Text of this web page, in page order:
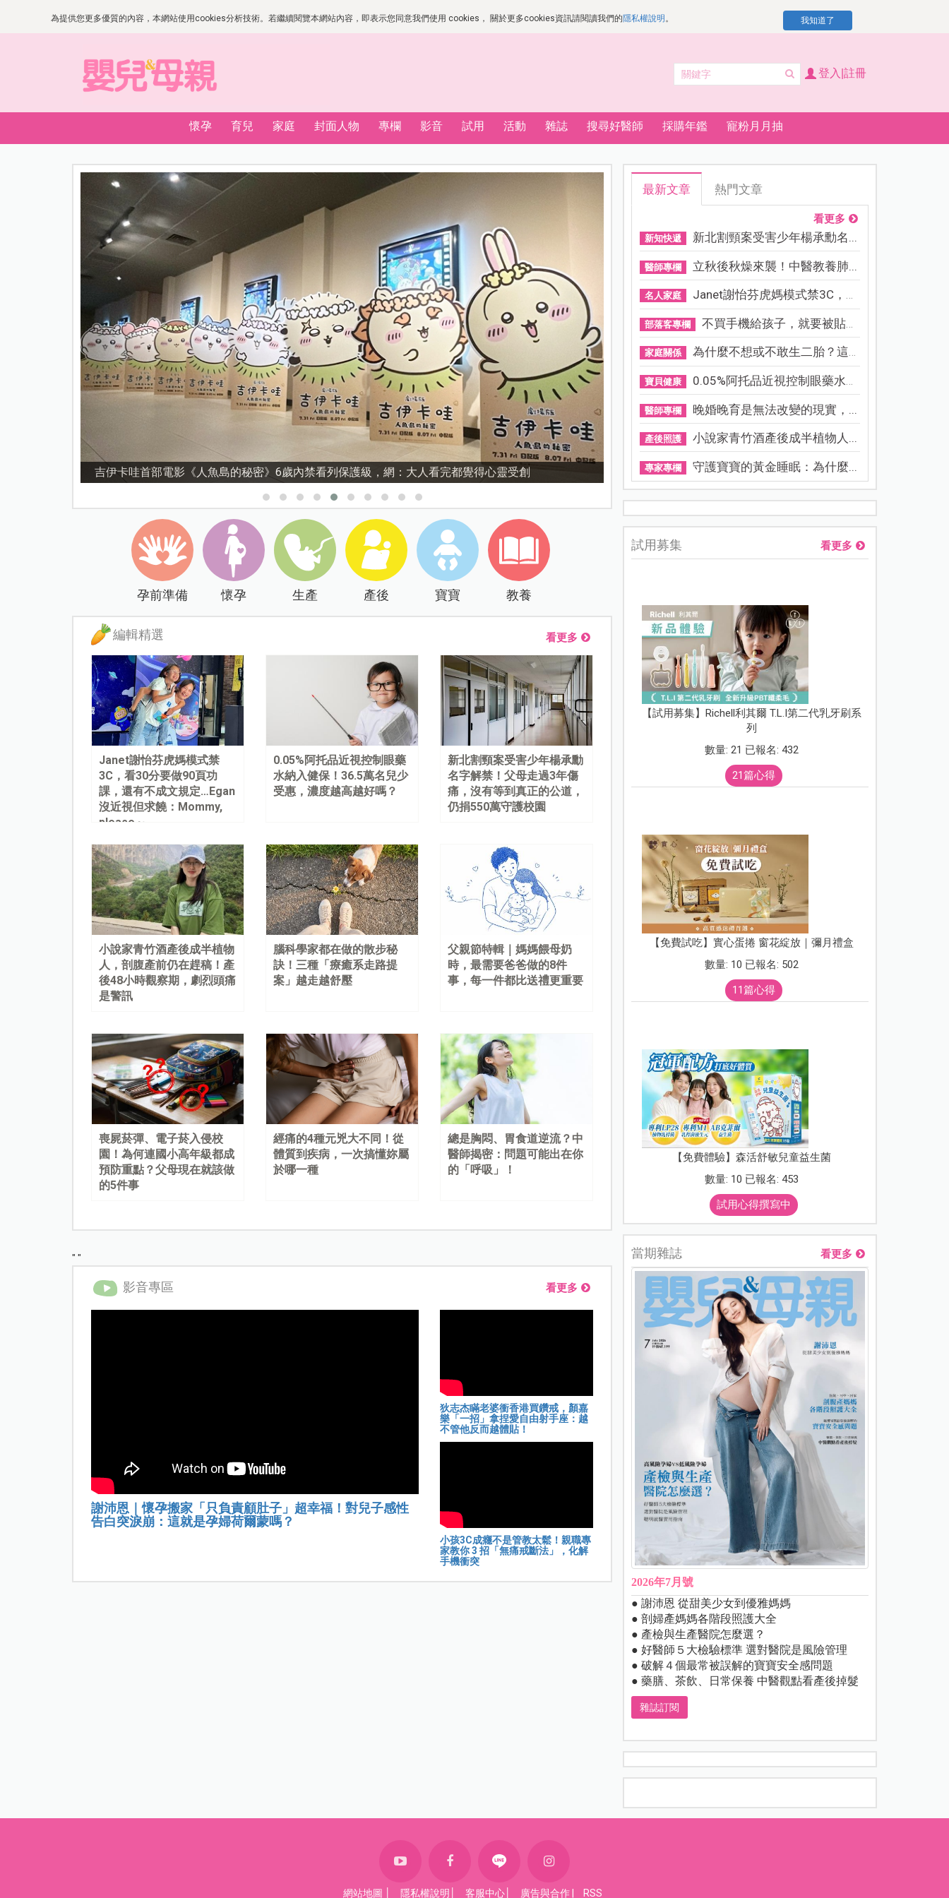
為提供您更多優質的內容，本網站使用cookies分析技術。若繼續閱覽本網站內容，即表示您同意我們使用 cookies， 關於更多cookies資訊請閱讀我們的隱私權說明 。 我知道了
登入|註冊
懷孕 育兒 家庭 封面人物 專欄 影音 試用 活動 雜誌 搜尋好醫師 採購年鑑 寵粉月月抽
吉伊卡哇首部電影《人魚島的秘密》6歲內禁看列保護級，網：大人看完都覺得心靈受創 資優教育15問！師鐸獎名師陳宥妤：資優教育的核心，不是成
孕前準備 懷孕 生產 產後 寶寶 教養
編輯精選 看更多
Janet謝怡芬虎媽模式禁
3C，看30分要做90頁功
課，還有不成文規定…Egan
沒近視但求饒：Mommy,
please～
0.05%阿托品近視控制眼藥
水納入健保！36.5萬名兒少
受惠，濃度越高越好嗎？
新北割頸案受害少年楊承勳
名字解禁！父母走過3年傷
痛，沒有等到真正的公道，
仍捐550萬守護校園
小說家青竹酒產後成半植物
人，剖腹產前仍在趕稿！產
後48小時觀察期，劇烈頭痛
是警訊
腦科學家都在做的散步秘
訣！三種「療癒系走路提
案」越走越舒壓
父親節特輯｜媽媽餵母奶
時，最需要爸爸做的8件
事，每一件都比送禮更重要
喪屍菸彈、電子菸入侵校
園！為何連國小高年級都成
預防重點？父母現在就該做
的5件事
經痛的4種元兇大不同！從
體質到疾病，一次搞懂妳屬
於哪一種
總是胸悶、胃食道逆流？中
醫師揭密：問題可能出在你
的「呼吸」！
" "
影音專區 看更多
謝沛恩｜懷孕搬家「只負責顧肚子」超幸福！對兒子感性
告白突淚崩：這就是孕婦荷爾蒙嗎？
狄志杰瞞老婆衝香港買鑽戒，顏嘉
樂「一招」拿捏愛自由射手座：越
不管他反而越體貼！
小孩3C成癮不是管教太鬆！親職專
家教你 3 招「無痛戒斷法」，化解
手機衝突
最新文章 熱門文章
看更多
新知快遞 新北割頸案受害少年楊承勳名...
醫師專欄 立秋後秋燥來襲！中醫教養肺...
名人家庭 Janet謝怡芬虎媽模式禁3C，看...
部落客專欄 不買手機給孩子，就要被貼「...
家庭關係 為什麼不想或不敢生二胎？這8...
寶貝健康 0.05%阿托品近視控制眼藥水納...
醫師專欄 晚婚晚育是無法改變的現實，...
產後照護 小說家青竹酒產後成半植物人...
專家專欄 守護寶寶的黃金睡眠：為什麼...
試用募集 看更多
【試用募集】Richell利其爾 T.L.I第二代乳牙刷系
列
數量: 21 已報名: 432
21篇心得
【免費試吃】實心蛋捲 窗花綻放｜彌月禮盒
數量: 10 已報名: 502
11篇心得
【免費體驗】森活舒敏兒童益生菌
數量: 10 已報名: 453
試用心得撰寫中
當期雜誌 看更多
2026年7月號
● 謝沛恩 從甜美少女到優雅媽媽
● 剖婦產媽媽各階段照護大全
● 產檢與生產醫院怎麼選？
● 好醫師５大檢驗標準 選對醫院是風險管理
● 破解４個最常被誤解的寶寶安全感問題
● 藥膳、茶飲、日常保養 中醫觀點看產後掉髮
雜誌訂閱
網站地圖 隱私權說明 客服中心 廣告與合作 RSS